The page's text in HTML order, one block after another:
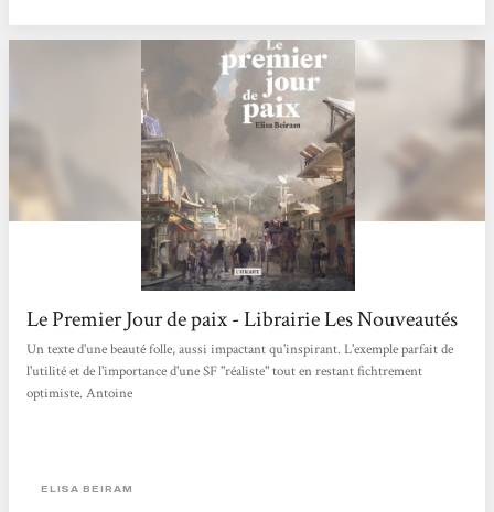
Le Premier Jour de paix - Librairie Les Nouveautés
Un texte d'une beauté folle, aussi impactant qu'inspirant. L'exemple parfait de
l'utilité et de l'importance d'une SF "réaliste" tout en restant fichtrement
optimiste. Antoine
ELISA BEIRAM